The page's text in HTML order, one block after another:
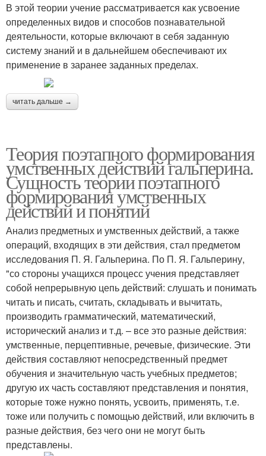
В этой теории учение рассматривается как усвоение
определенных видов и способов познавательной
деятельности, которые включают в себя заданную
систему знаний и в дальнейшем обеспечивают их
применение в заранее заданных пределах.
читать дальше →
Теория поэтапного формирования
умственных действий гальперина.
Сущность теории поэтапного
формирования умственных
действий и понятий
Анализ предметных и умственных действий, а также
операций, входящих в эти действия, стал предметом
исследования П. Я. Гальперина. По П. Я. Гальперину,
"со стороны учащихся процесс учения представляет
собой непрерывную цепь действий: слушать и понимать
читать и писать, считать, складывать и вычитать,
производить грамматический, математический,
исторический анализ и т.д. – все это разные действия:
умственные, перцептивные, речевые, физические. Эти
действия составляют непосредственный предмет
обучения и значительную часть учебных предметов;
другую их часть составляют представления и понятия,
которые тоже нужно понять, усвоить, применять, т.е.
тоже или получить с помощью действий, или включить в
разные действия, без чего они не могут быть
представлены.